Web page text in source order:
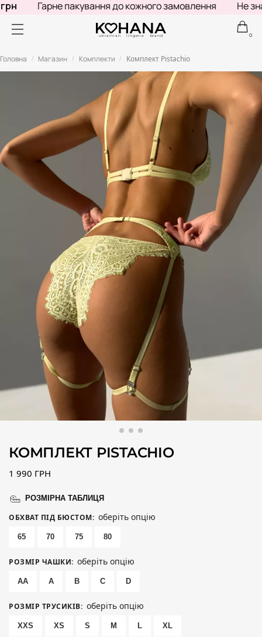
Гарне пакування до кожного замовлення Не
ukrainian lingerie brand 0
Головна / Магазин / Комплекти / Комплект Pistachio
КОМПЛЕКТ PISTACHIO
1 990 ГРН
РОЗМІРНА ТАБЛИЦЯ
ОБХВАТ ПІД БЮСТОМ: оберіть опцію
65 70 75 80
РОЗМІР ЧАШКИ: оберіть опцію
AA A B C D
РОЗМІР ТРУСИКІВ: оберіть опцію
XXS XS S M L XL